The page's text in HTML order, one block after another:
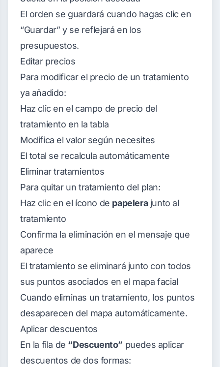
El orden se guardará cuando hagas clic en
“Guardar” y se reflejará en los
presupuestos.
Editar precios
Para modificar el precio de un tratamiento
ya añadido:
Haz clic en el campo de precio del
tratamiento en la tabla
Modifica el valor según necesites
El total se recalcula automáticamente
Eliminar tratamientos
Para quitar un tratamiento del plan:
Haz clic en el ícono de papelerajunto al
tratamiento
Confirma la eliminación en el mensaje que
aparece
El tratamiento se eliminará junto con todos
sus puntos asociados en el mapa facial
Cuando eliminas un tratamiento, los puntos
desaparecen del mapa automáticamente.
Aplicar descuentos
En la fila de “Descuento” puedes aplicar
descuentos de dos formas: